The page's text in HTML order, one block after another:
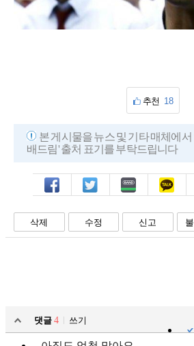
추천 18
본 게시물을 뉴스 및 기타 매체에
배드림' 출처 표기를 부탁드립니다
페북 트윗 밴드 카톡
삭제 수정 신고
댓글 4
쓰기